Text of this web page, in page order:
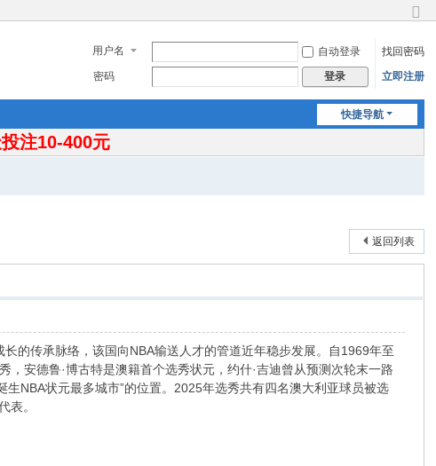
换
到
窄
用户名 自动登录
找回密码
密码
登录 立即注册
快捷导航
注10-400元
返回列表
的传承脉络，该国向NBA输送人才的管道近年稳步发展。自1969年至
安德鲁·博古特是澳籍首个选秀状元，约什·吉迪曾从预测次轮末一路
NBA状元最多城市”的位置。2025年选秀共有四名澳大利亚球员被选
表。